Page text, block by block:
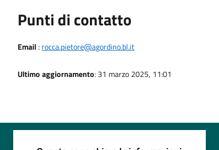
Punti di contatto
Email : rocca.pietore@agordino.bl.it
Ultimo aggiornamento: 31 marzo 2025, 11:01